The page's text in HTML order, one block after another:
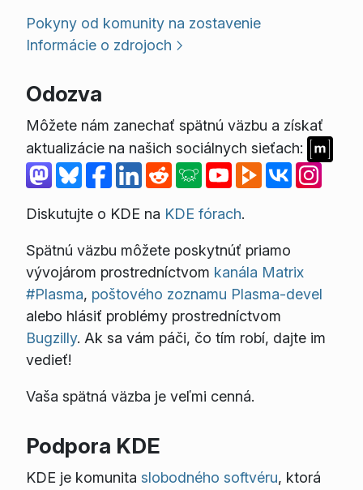
Pokyny od komunity na zostavenie
Informácie o zdrojoch
Odozva
Môžete nám zanechať spätnú väzbu a získať
aktualizácie na našich sociálnych sieťach:
Diskutujte o KDE na KDE fórach.
Spätnú väzbu môžete poskytnúť priamo
vývojárom prostredníctvom kanála Matrix
#Plasma, poštového zoznamu Plasma-devel
alebo hlásiť problémy prostredníctvom
Bugzilly. Ak sa vám páči, čo tím robí, dajte im
vedieť!
Vaša spätná väzba je veľmi cenná.
Podpora KDE
KDE je komunita slobodného softvéru, ktorá